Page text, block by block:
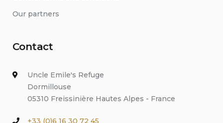
Our partners
Contact
Uncle Emile's Refuge
Dormillouse
05310 Freissinière Hautes Alpes - France
+33 (0)6 16 30 72 45